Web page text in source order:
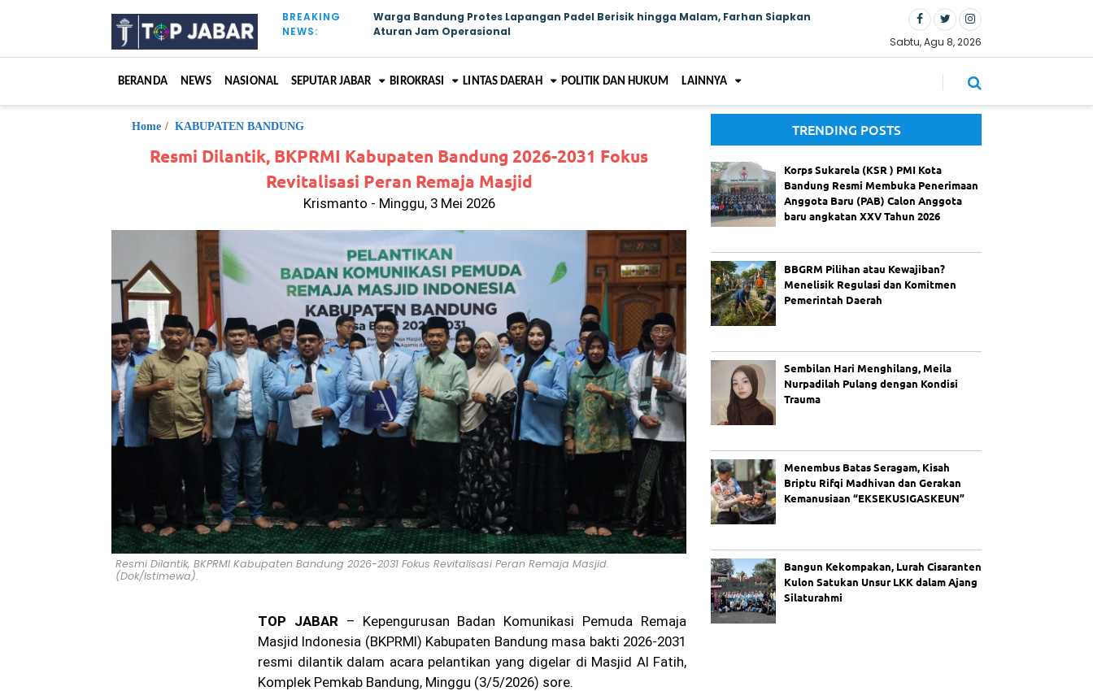
p
c
BREAKING
NEWS:
Warga Bandung Protes Lapangan Padel Berisik hingga Malam, Farhan Siapkan
Aturan Jam Operasional
Sabtu, Agu 8, 2026
BERANDA NEWS NASIONAL SEPUTAR JABAR BIROKRASI LINTAS DAERAH POLITIK DAN HUKUM LAINNYA
Home / KABUPATEN BANDUNG
Resmi Dilantik, BKPRMI Kabupaten Bandung 2026-2031 Fokus
Revitalisasi Peran Remaja Masjid
Krismanto - Minggu, 3 Mei 2026
Resmi Dilantik, BKPRMI Kabupaten Bandung 2026-2031 Fokus Revitalisasi Peran Remaja Masjid.
(Dok/Istimewa).
TOP JABAR – Kepengurusan Badan Komunikasi Pemuda Remaja
Masjid Indonesia (BKPRMI) Kabupaten Bandung masa bakti 2026-2031
resmi dilantik dalam acara pelantikan yang digelar di Masjid Al Fatih,
Komplek Pemkab Bandung, Minggu (3/5/2026) sore.
TRENDING POSTS
Korps Sukarela (KSR ) PMI Kota
Bandung Resmi Membuka Penerimaan
Anggota Baru (PAB) Calon Anggota
baru angkatan XXV Tahun 2026
BBGRM Pilihan atau Kewajiban?
Menelisik Regulasi dan Komitmen
Pemerintah Daerah
Sembilan Hari Menghilang, Meila
Nurpadilah Pulang dengan Kondisi
Trauma
Menembus Batas Seragam, Kisah
Briptu Rifqi Madhivan dan Gerakan
Kemanusiaan “EKSEKUSIGASKEUN”
Bangun Kekompakan, Lurah Cisaranten
Kulon Satukan Unsur LKK dalam Ajang
Silaturahmi